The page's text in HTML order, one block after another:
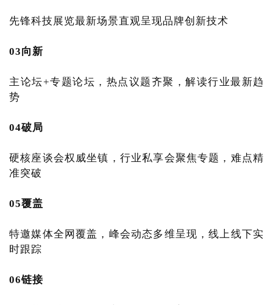
先锋科技展览最新场景直观呈现品牌创新技术
03向新
主论坛+专题论坛，热点议题齐聚，解读行业最新趋
势
04破局
硬核座谈会权威坐镇，行业私享会聚焦专题，难点精
准突破
05覆盖
特邀媒体全网覆盖，峰会动态多维呈现，线上线下实
时跟踪
06链接